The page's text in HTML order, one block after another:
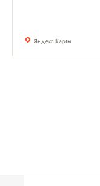
Яндекс Карты